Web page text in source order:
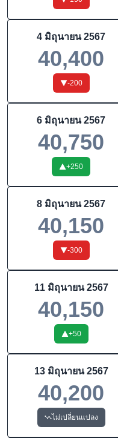
4 มิถุนายน 2567
40,400
-200
6 มิถุนายน 2567
40,750
+250
8 มิถุนายน 2567
40,150
-300
11 มิถุนายน 2567
40,150
+50
13 มิถุนายน 2567
40,200
ไม่เปลี่ยนแปลง